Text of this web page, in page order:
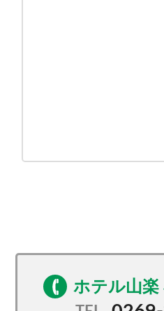
ホテル山楽